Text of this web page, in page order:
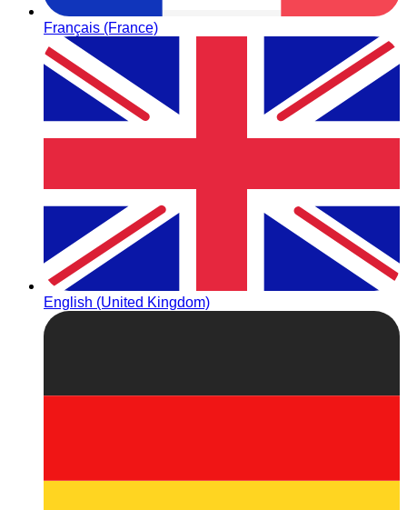
Français (France)
English (United Kingdom)